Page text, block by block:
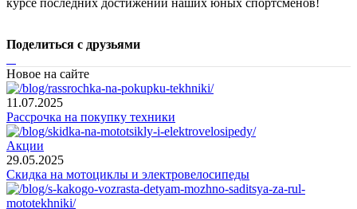
Поделиться с друзьями
Новое на сайте
11.07.2025
Рассрочка на покупку техники
Акции
29.05.2025
Скидка на мотоциклы и электровелосипеды